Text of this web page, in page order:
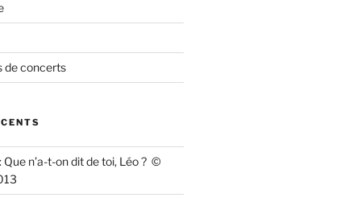
de concerts
Que n’a-t-on dit de toi, Léo ? ©